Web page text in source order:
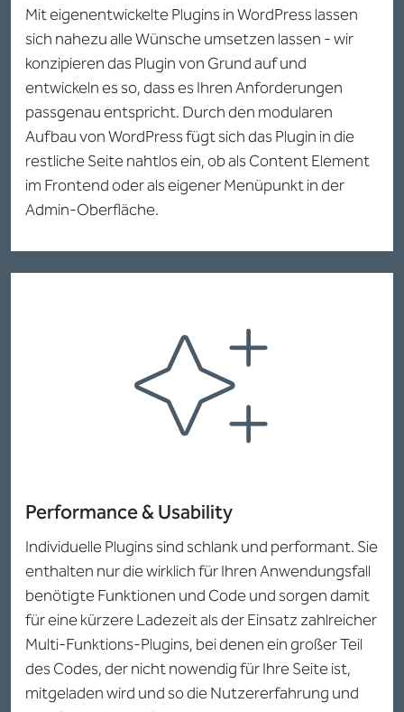
Mit eigenentwickelte Plugins in WordPress lassen
sich nahezu alle Wünsche umsetzen lassen - wir
konzipieren das Plugin von Grund auf und
entwickeln es so, dass es Ihren Anforderungen
passgenau entspricht. Durch den modularen
Aufbau von WordPress fügt sich das Plugin in die
restliche Seite nahtlos ein, ob als Content Element
im Frontend oder als eigener Menüpunkt in der
Admin-Oberfläche.
Performance & Usability
Individuelle Plugins sind schlank und performant. Sie
enthalten nur die wirklich für Ihren Anwendungsfall
benötigte Funktionen und Code und sorgen damit
für eine kürzere Ladezeit als der Einsatz zahlreicher
Multi-Funktions-Plugins, bei denen ein großer Teil
des Codes, der nicht nowendig für Ihre Seite ist,
mitgeladen wird und so die Nutzererfahrung und